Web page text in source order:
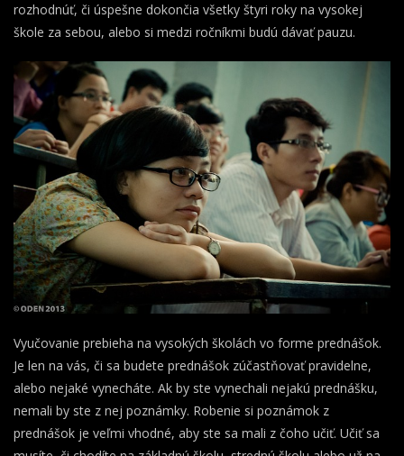
rozhodnúť, či úspešne dokončia všetky štyri roky na vysokej
škole za sebou, alebo si medzi ročníkmi budú dávať pauzu.
Vyučovanie prebieha na vysokých školách vo forme prednášok.
Je len na vás, či sa budete prednášok zúčastňovať pravidelne,
alebo nejaké vynecháte. Ak by ste vynechali nejakú prednášku,
nemali by ste z nej poznámky. Robenie si poznámok z
prednášok je veľmi vhodné, aby ste sa mali z čoho učiť. Učiť sa